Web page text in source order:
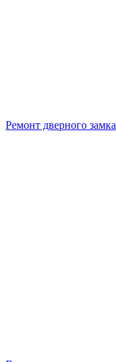
Ремонт дверного замка